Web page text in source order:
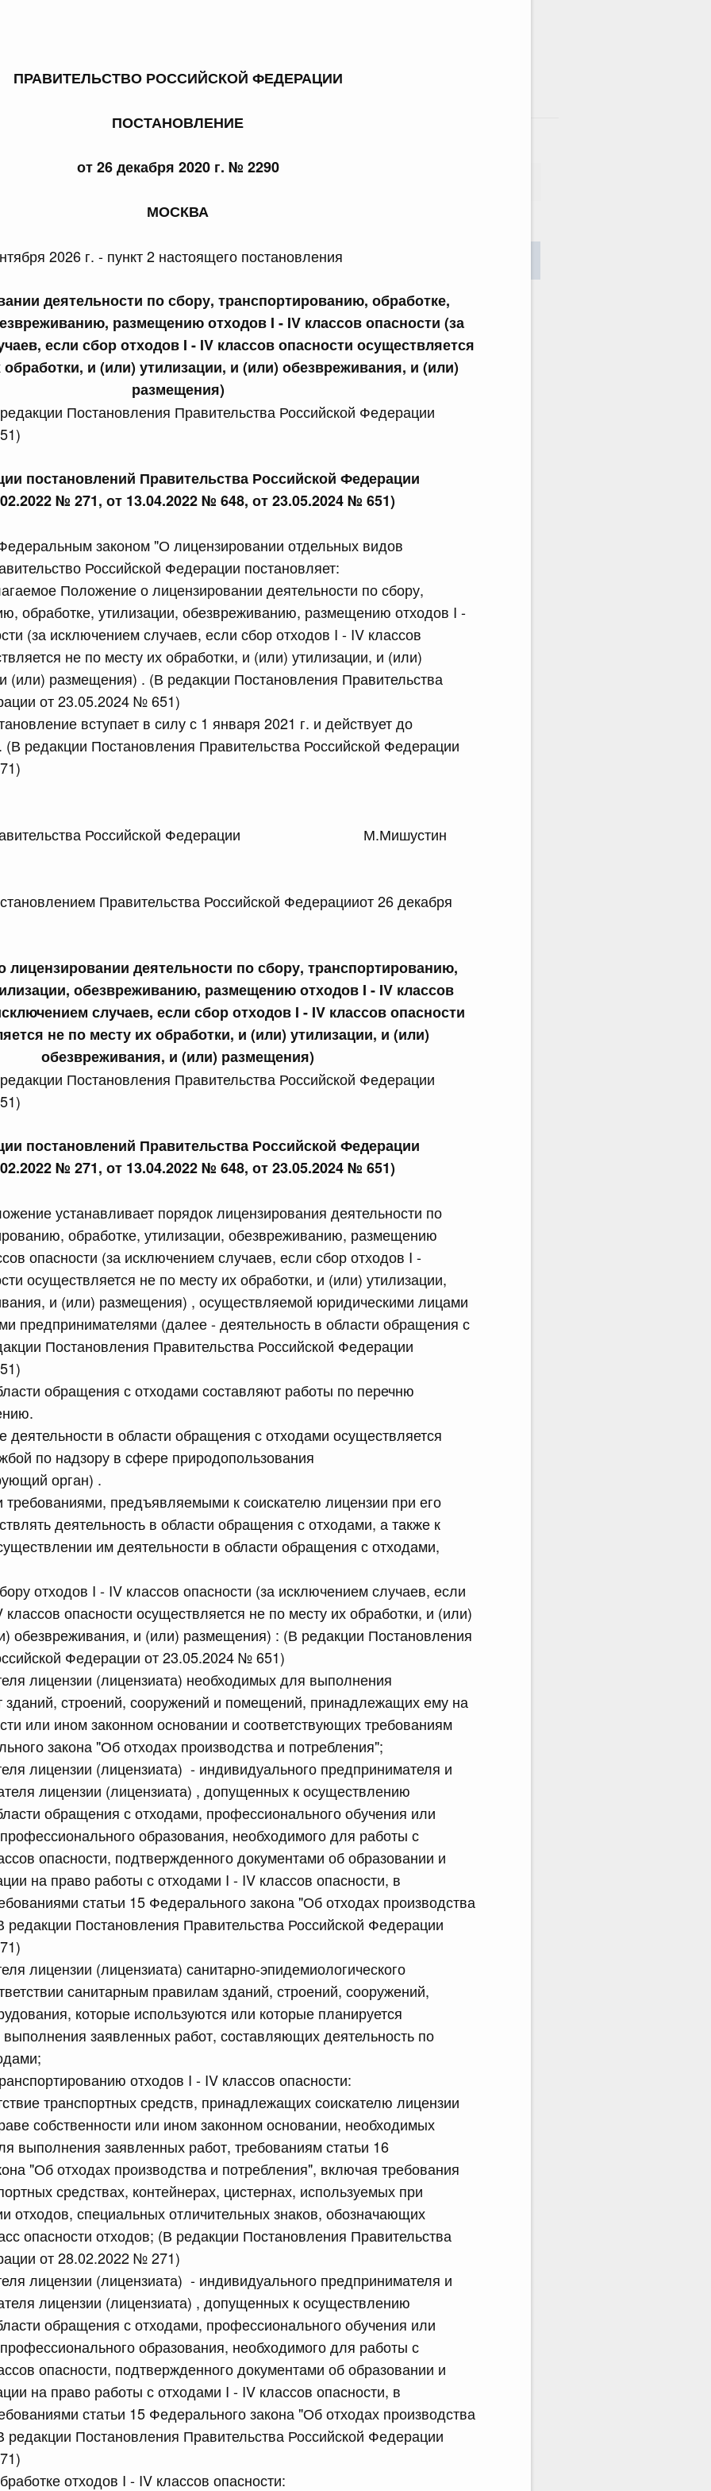
ПРАВИТЕЛЬСТВО РОССИЙСКОЙ ФЕДЕРАЦИИ
ПОСТАНОВЛЕНИЕ
от 26 декабря 2020 г. № 2290
МОСКВА
2026 г. - пункт 2 настоящего постановления
деятельности по сбору, транспортированию, обработке,
размещению отходов I - IV классов опасности (за
если сбор отходов I - IV классов опасности осуществляется
обработки, и (или) утилизации, и (или) обезвреживания, и (или)
размещения)
Постановления Правительства Российской Федерации
постановлений Правительства Российской Федерации
№ 271, от 13.04.2022 № 648, от 23.05.2024 № 651)
законом "О лицензировании отдельных видов
Российской Федерации постановляет:
Положение о лицензировании деятельности по сбору,
обработке, утилизации, обезвреживанию, размещению отходов I -
(за исключением случаев, если сбор отходов I - IV классов
не по месту их обработки, и (или) утилизации, и (или)
(или) размещения) . (В редакции Постановления Правительства
от 23.05.2024 № 651)
вступает в силу с 1 января 2021 г. и действует до
(В редакции Постановления Правительства Российской Федерации
Правительства Российской Федерации М.Мишустин
Правительства Российской Федерацииот 26 декабря
деятельности по сбору, транспортированию,
обезвреживанию, размещению отходов I - IV классов
случаев, если сбор отходов I - IV классов опасности
не по месту их обработки, и (или) утилизации, и (или)
обезвреживания, и (или) размещения)
Постановления Правительства Российской Федерации
постановлений Правительства Российской Федерации
№ 271, от 13.04.2022 № 648, от 23.05.2024 № 651)
устанавливает порядок лицензирования деятельности по
обработке, утилизации, обезвреживанию, размещению
опасности (за исключением случаев, если сбор отходов I -
осуществляется не по месту их обработки, и (или) утилизации,
и (или) размещения) , осуществляемой юридическими лицами
предпринимателями (далее - деятельность в области обращения с
Постановления Правительства Российской Федерации
обращения с отходами составляют работы по перечню
деятельности в области обращения с отходами осуществляется
по надзору в сфере природопользования
орган) .
предъявляемыми к соискателю лицензии при его
деятельность в области обращения с отходами, а также к
им деятельности в области обращения с отходами,
отходов I - IV классов опасности (за исключением случаев, если
опасности осуществляется не по месту их обработки, и (или)
обезвреживания, и (или) размещения) : (В редакции Постановления
Федерации от 23.05.2024 № 651)
лицензии (лицензиата) необходимых для выполнения
зданий, строений, сооружений и помещений, принадлежащих ему на
или ином законном основании и соответствующих требованиям
закона "Об отходах производства и потребления";
лицензии (лицензиата) - индивидуального предпринимателя и
лицензии (лицензиата) , допущенных к осуществлению
обращения с отходами, профессионального обучения или
образования, необходимого для работы с
опасности, подтвержденного документами об образовании и
на право работы с отходами I - IV классов опасности, в
статьи 15 Федерального закона "Об отходах производства
редакции Постановления Правительства Российской Федерации
лицензии (лицензиата) санитарно-эпидемиологического
санитарным правилам зданий, строений, сооружений,
которые используются или которые планируется
выполнения заявленных работ, составляющих деятельность по
отходов I - IV классов опасности:
транспортных средств, принадлежащих соискателю лицензии
собственности или ином законном основании, необходимых
выполнения заявленных работ, требованиям статьи 16
"Об отходах производства и потребления", включая требования
средствах, контейнерах, цистернах, используемых при
отходов, специальных отличительных знаков, обозначающих
опасности отходов; (В редакции Постановления Правительства
от 28.02.2022 № 271)
лицензии (лицензиата) - индивидуального предпринимателя и
лицензии (лицензиата) , допущенных к осуществлению
обращения с отходами, профессионального обучения или
образования, необходимого для работы с
опасности, подтвержденного документами об образовании и
на право работы с отходами I - IV классов опасности, в
статьи 15 Федерального закона "Об отходах производства
редакции Постановления Правительства Российской Федерации
отходов I - IV классов опасности:
к ним
июля, пятница
Федерации от 24.07.2026 г. № 933
процентной ставки размещения средств резерва
Российской Федерации по обязательному
июля, четверг
Федерации от 23.07.2026 г. № 927
изменений в Соглашение о единых принципах и
союза от 23 декабря 2014 года
Федерации от 23.07.2026 г. № 926
Правительством Российской Федерации и
трудовой деятельности граждан одного
Федерации от 23.07.2026 г. № 928
Российской Федерации от 20 июля 2011 г.
Федерации от 23.07.2026 г. № 929
Федерации от 22.07.2026 г. № 921
Российской Федерации от 30 ноября 2022
Федерации от 22.07.2026 г. № 924
Российской Федерации от 28 марта 2026 г.
Федерации от 22.07.2026 г. № 925
Федерации от 22.07.2026 г. № 922
Российской Федерации в сфере
июля, вторник
Федерации от 21.07.2026 г. № 917
Российской Федерации от 27 октября 2021
Федерации от 21.07.2026 г. № 916
Российской Федерации от 25 ноября 2025
Федерации от 21.07.2026 г. № 918
Российской Федерации от 29 июня 2021 г.
Федерации от 21.07.2026 г. № 920
Федерации от 21.07.2026 г. № 919
Российской Федерации от 12 марта 2022 г.
понедельник
Федерации от 20.07.2026 г. № 915
июля, суббота
Федерации от 18.07.2026 г. № 906
Российской Федерации от 27 апреля 2024
Федерации от 18.07.2026 г. № 904
Федерации от 18.07.2026 г. № 909
Российской Федерации от 17 февраля
Федерации от 18.07.2026 г. № 908
детективом Федеральной службы войск
(территориального органа), предоставившей
деятельности, о заключении договора на
сыскных услуг
Федерации от 18.07.2026 г. № 910
Российской Федерации